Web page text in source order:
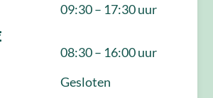
09:30 – 17:30 uur
08:30 – 16:00 uur
Gesloten